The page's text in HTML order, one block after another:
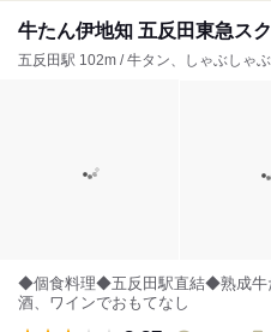
牛たん伊地知 五反田東急ス
五反田駅 102m / 牛タン、しゃぶしゃ
◆個食料理◆五反田駅直結◆熟成牛
酒、ワインでおもてなし